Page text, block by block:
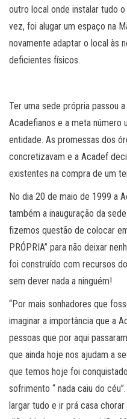
outro local onde instalar tudo
vez, foi alugar um espaço na
novamente adaptar o local às
deficientes físicos.
Ter uma sede própria passou
Acadefianos e a meta número
entidade. As promessas dos
concretizavam e a Acadef
existentes na compra de um
No dia 20 de maio de 1999 a
também a inauguração da
fizemos questão de colocar
PRÓPRIA” para não deixar
foi construído com recursos
sem dever nada a ninguém!
“Por mais sonhadores que
imaginar a importância que a
pessoas que por aqui
que ainda hoje nos ajudam a
que temos hoje foi
sofrimento “ nada caiu do
largar tudo e ir prá casa